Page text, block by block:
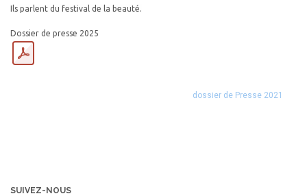
Ils parlent du festival de la beauté.
Dossier de presse 2025
dossier de Presse 2021
SUIVEZ-NOUS